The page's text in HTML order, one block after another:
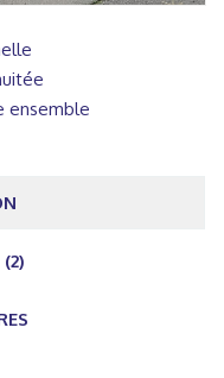
ensemble